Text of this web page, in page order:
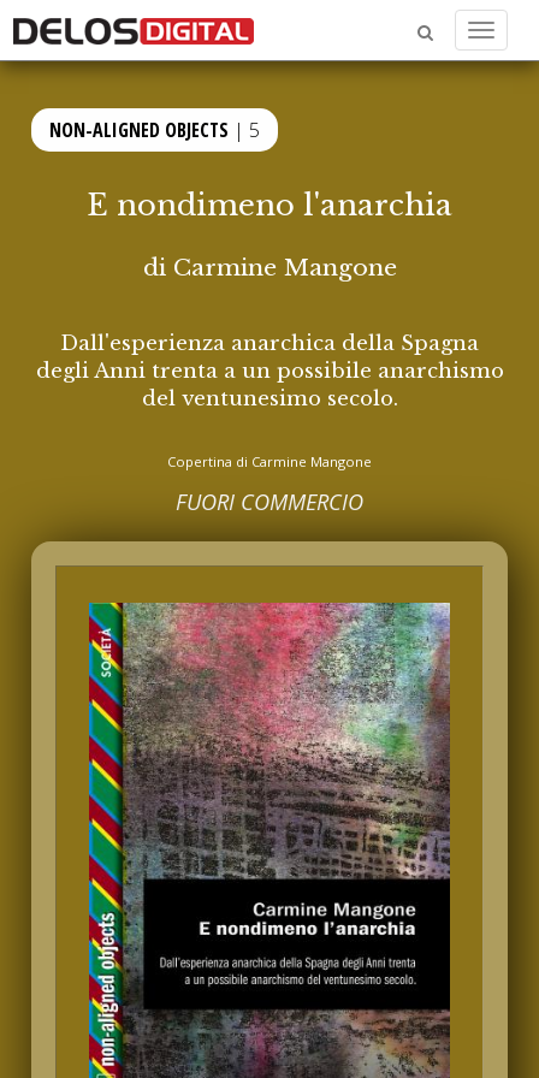
Menu
NON-ALIGNED OBJECTS | 5
E nondimeno l'anarchia
di Carmine Mangone
Dall'esperienza anarchica della Spagna
degli Anni trenta a un possibile anarchismo
del ventunesimo secolo.
Copertina di Carmine Mangone
FUORI COMMERCIO